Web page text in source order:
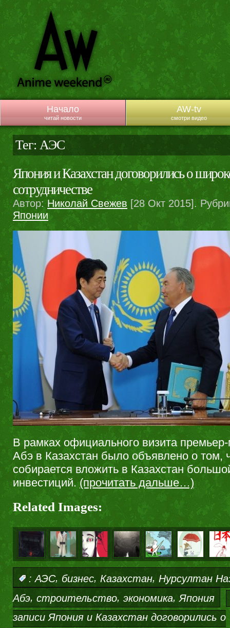
Начало
читай новости
AW-tv
смотри видео
Тег: АЭС
Япония и Казахстан договорились о
сотрудничестве
Автор:Николай Свежев [28 Окт 2015].
Японии
В рамках официального визита
Абэ в Казахстан было объявлено о том,
собирается вложить в Казахстан
инвестиций.(прочитать дальше…)
Related Images:
: АЭС, бизнес, Казахстан, Нурсултан
Абэ, строительство, экономика, Япония
записи Япония и Казахстан договорились о